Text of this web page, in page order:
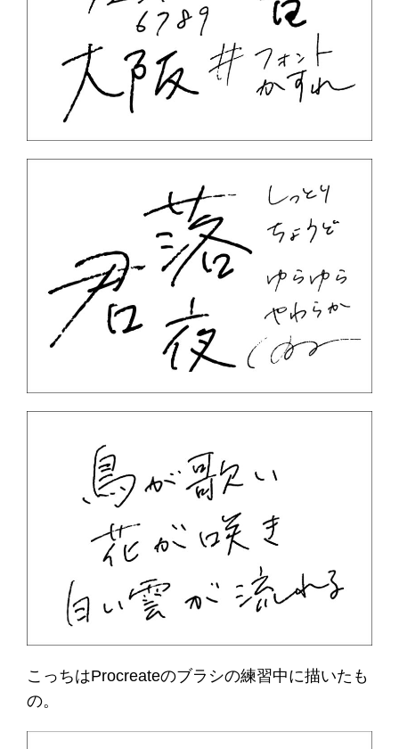
こっちはProcreateのブラシの練習中に描いたも
の。